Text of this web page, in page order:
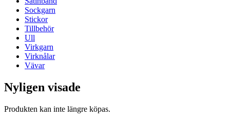
Sockgarn
Stickor
Tillbehör
Ull
Virkgarn
Virknålar
Vävar
Nyligen visade
Produkten kan inte längre köpas.